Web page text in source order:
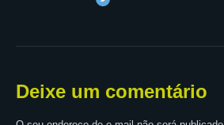
Deixe um comentário